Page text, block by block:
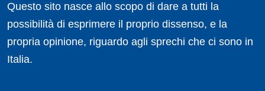
Questo sito nasce allo scopo di dare a tutti la
possibilità di esprimere il proprio dissenso, e la
propria opinione, riguardo agli sprechi che ci sono in
Italia.